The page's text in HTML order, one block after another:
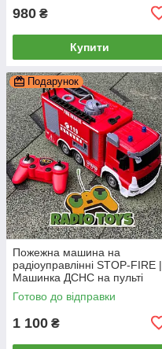
980 ₴
Купити
Подарунок
Пожежна машина на
радіоуправлінні STOP-FIRE |
Машинка ДСНС на пульті
радіокерування | на
акумуляторі
Готово до відправки
1 100 ₴